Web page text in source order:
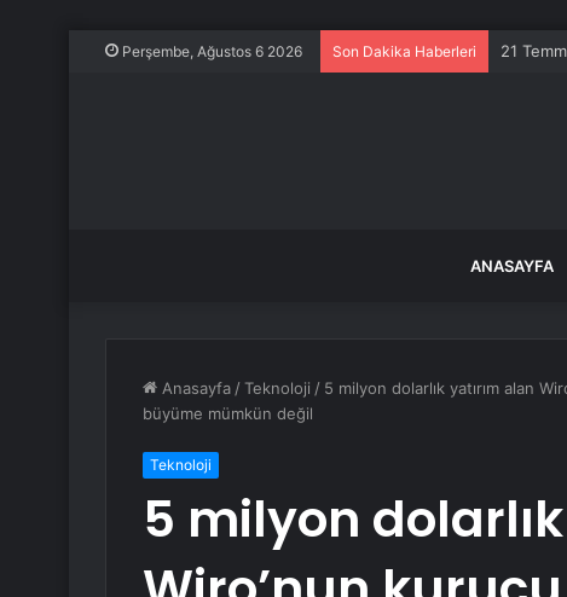
Perşembe, Ağustos 6 2026 Son Dakika Haberleri 21
ANASAYFA
Anasayfa /Teknoloji / 5 milyon dolarlık yatırım alan
büyüme mümkün değil
Teknoloji
5 milyon